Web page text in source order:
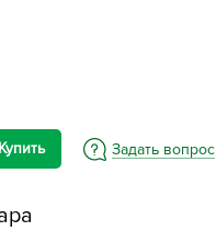
Купить Задать вопрос